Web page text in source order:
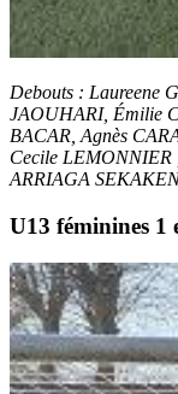
Debouts : Laureene
JAOUHARI, Émilie
BACAR, Agnès
Cecile LEMONNIER
ARRIAGA
U13 féminines 1